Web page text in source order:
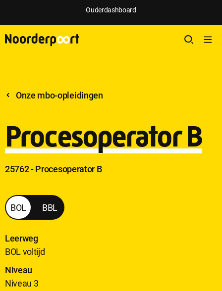
Ouderdashboard
Onze mbo-opleidingen
Procesoperator B
25762 - Procesoperator B
Procesoperator
B
BBL
BOL
Leerweg
BOL voltijd
Niveau
Niveau 3